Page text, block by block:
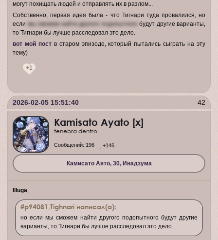
могут похищать людей и отправлять их в разлом...
Собственно, первая идея была - что Тигнари туда провалился, но
если мы сможем найти другого подопытного
будут другие варианты,
то Тигнари бы лучше расследовал это дело.
вот мой поств старом эпизоде, который пытались сыграть на эту
тему)
+1
42
2026-02-05 15:51:40
Kamisato Ayato [x]
tenebra dentro
Камисато Аято, 30, Инадзума
Сообщений: 196 +146
Illuga,
#p94081,Tighnari написал(а):
но если мы сможем найти другого подопытного будут другие
варианты, то Тигнари бы лучше расследовал это дело.